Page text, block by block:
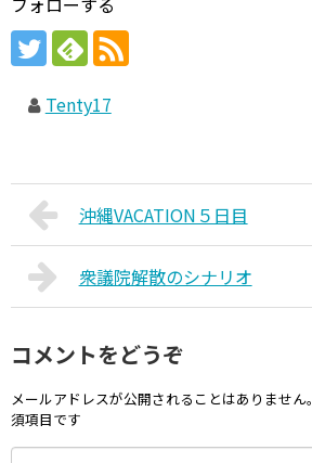
Tenty17
沖縄VACATION５日目
衆議院解散のシナリオ
コメントをどうぞ
メールアドレスが公開されることはありません。
須項目です